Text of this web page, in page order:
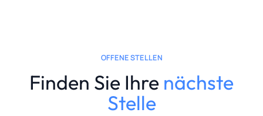
OFFENE STELLEN
Finden Sie Ihre nächste
Stelle